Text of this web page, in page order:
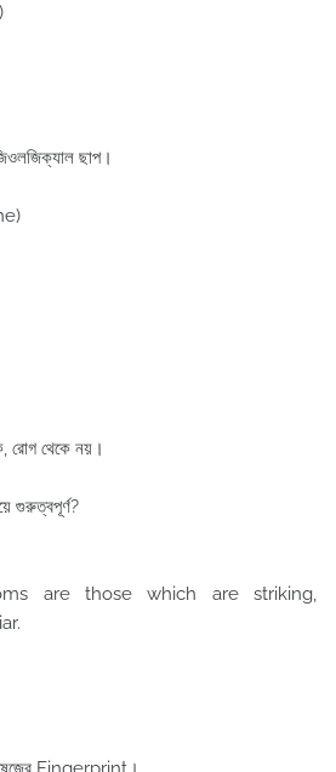
ছাপ।
রোগ থেকে নয়।
গুরুত্বপূর্ণ?
are those which are striking,